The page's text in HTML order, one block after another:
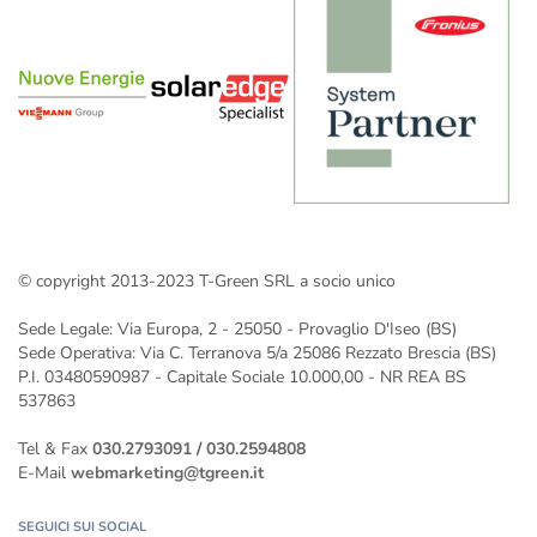
Impianto fotovoltaico 70 kW
Impianto fotovoltaico 100 Kw: prezzi e installazione
Gli impianti fotovoltaici a Verona installati da T-Green
Impianto fotovoltaico da 400 kw
Impianto fotovoltaico da 500 kW
© copyright 2013-2023 T-Green SRL a socio unico
Sede Legale: Via Europa, 2 - 25050 - Provaglio D'Iseo (BS)
Sede Operativa: Via C. Terranova 5/a 25086 Rezzato Brescia (BS)
P.I. 03480590987 - Capitale Sociale 10.000,00 - NR REA BS
537863
Tel & Fax 030.2793091 /030.2594808
E-Mail webmarketing@tgreen.it
SEGUICI SUI SOCIAL